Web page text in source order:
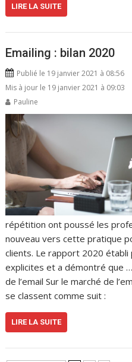
LIRE LA SUITE
Emailing : bilan 2020
Publié le 19 janvier 2021 à 08:56
Mis à jour le 19 janvier 2021 à 09:03
Pauline
répétition ont poussé les
nouveau vers cette pratique
clients. Le rapport 2020
explicites et a démontré que
de l’email Sur le marché de
se classent comme suit :
LIRE LA SUITE